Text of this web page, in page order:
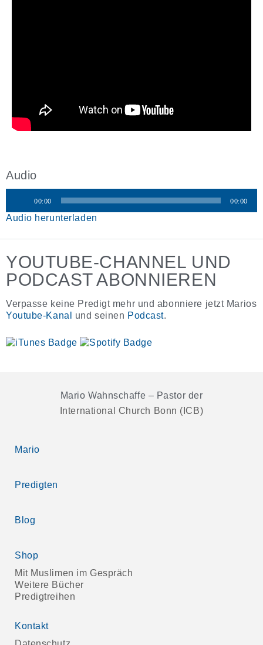
Audio
Audio-
00:00 00:00
Audio herunterladen
YOUTUBE-CHANNEL UND
PODCAST ABONNIEREN
Verpasse keine Predigt mehr und abonniere jetzt Marios
Youtube-Kanal
und seinen Podcast.
Mario Wahnschaffe – Pastor der
International Church Bonn (ICB)
Mario
Predigten
Blog
Shop
Mit Muslimen im Gespräch
Weitere Bücher
Predigtreihen
Kontakt